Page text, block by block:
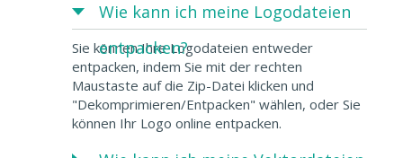
Druckprodukte
Wie kann ich meine Logodateien
entpacken?
Sie können Ihre Logodateien entweder
entpacken, indem Sie mit der rechten
Maustaste auf die Zip-Datei klicken und
"Dekomprimieren/Entpacken" wählen, oder Sie
können Ihr Logo online entpacken.